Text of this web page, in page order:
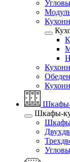
Шкафы-